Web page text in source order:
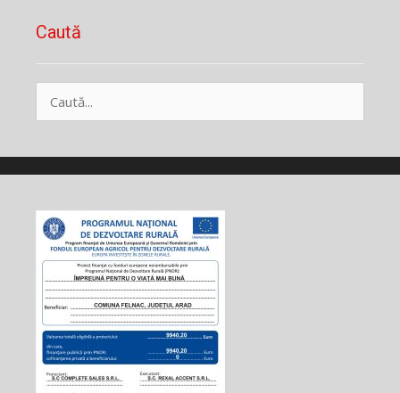
Caută
după: